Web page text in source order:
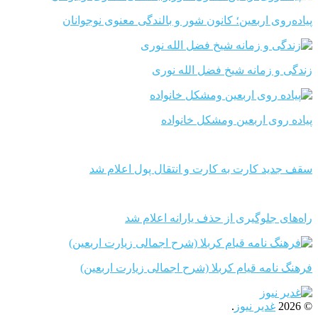
پیاده‌روی اربعین؛ کانون شور و بالندگی معنوی نوجوانان
زندگی و زمانه شیخ فضل الله نوری
پیاده روی اربعین ومشکل خانواده
سقف جدید کارت به کارت و انتقال پول اعلام شد
راه‌های جلوگیری از حذف یارانه اعلام شد
فرهنگ نامه قیام کربلا (شرح اجمالی زیارت اربعین)
© 2026 غدیر نیوز .